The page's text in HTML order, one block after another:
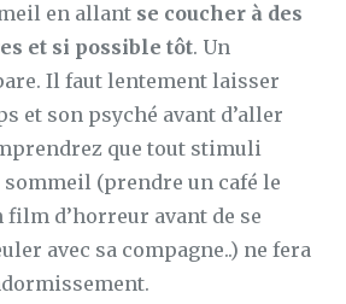
en allant se coucher à des
et si possible tôt. Un
Il faut lentement laisser
et son psyché avant d’aller
que tout stimuli
(prendre un café le
d’horreur avant de se
avec sa compagne..) ne fera